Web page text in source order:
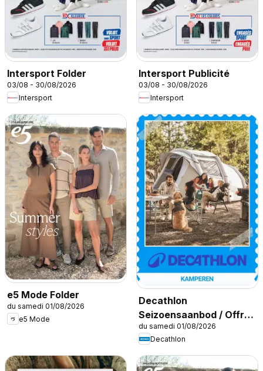
Intersport Folder
03/08 - 30/08/2026
Intersport
Intersport Publicité
03/08 - 30/08/2026
Intersport
e5 Mode Folder
du samedi 01/08/2026
e5 Mode
Decathlon
Seizoensaanbod / Offre
saisonnière
du samedi 01/08/2026
Decathlon